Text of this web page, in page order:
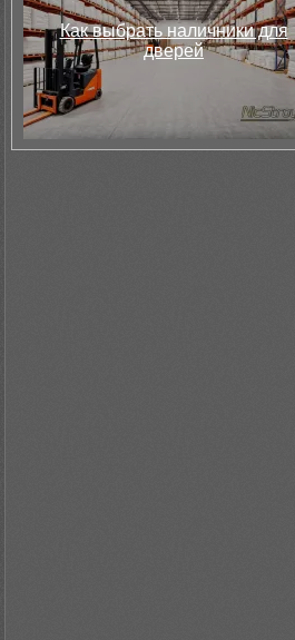
Как выбрать наличники для
дверей